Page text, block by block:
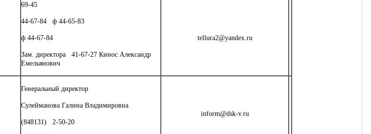
69-45
44-67-84 ф 44-65-83
ф 44-67-84
Зам. директора 41-67-27 Кинос Александр
Емельянович
tellura2@yandex.ru
Генеральный директор
Сулейманова Галина Владимировна
(848131) 2-50-20
inform@dsk-v.ru